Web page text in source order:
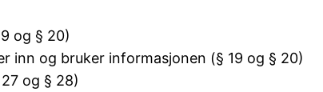
og § 20)
inn og bruker informasjonen (§ 19 og § 20)
og § 28)